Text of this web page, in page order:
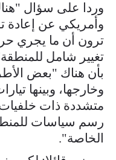
وردا على سؤال
وأمريكي عن
ترون أن ما يجري
تغيير شامل
بأن هناك "بعض
وخارجها، وبينها
متشددة ذات خلفيات
رسم سياسات
الخاصة".